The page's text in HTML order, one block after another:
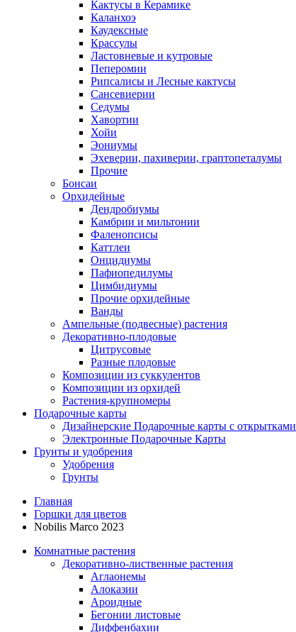
Кактусы в Керамике
Каланхоэ
Каудексные
Крассулы
Ластовневые и кутровые
Пеперомии
Рипсалисы и Лесные кактусы
Сансевиерии
Седумы
Хавортии
Хойи
Эониумы
Эхеверии, пахиверии, граптопеталумы
Прочие
Бонсаи
Орхидейные
Дендробиумы
Камбрии и мильтонии
Фаленопсисы
Каттлеи
Онцидиумы
Пафиопедилумы
Цимбидиумы
Прочие орхидейные
Ванды
Ампельные (подвесные) растения
Декоративно-плодовые
Цитрусовые
Разные плодовые
Композиции из суккулентов
Композиции из орхидей
Растения-крупномеры
Подарочные карты
Дизайнерские Подарочные карты с открытками
Электронные Подарочные Карты
Грунты и удобрения
Удобрения
Грунты
Главная
Горшки для цветов
Nobilis Marco 2023
Комнатные растения
Декоративно-лиственные растения
Аглаонемы
Алоказии
Ароидные
Бегонии листовые
Диффенбахии